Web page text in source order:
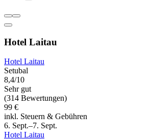
Hotel Laitau
Hotel Laitau
Setubal
8,4/10
Sehr gut
(314 Bewertungen)
99 €
inkl. Steuern & Gebühren
6. Sept.–7. Sept.
Hotel Laitau